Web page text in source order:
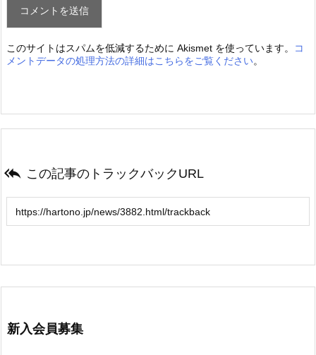
このサイトはスパムを低減するために Akismet を使っています。
コ
メントデータの処理方法の詳細はこちらをご覧ください。
 この記事のトラックバックURL
新入会員募集